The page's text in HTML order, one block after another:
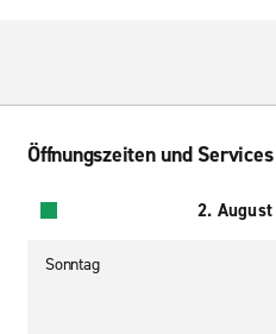
Öffnungszeiten und Services
2.
Sonntag